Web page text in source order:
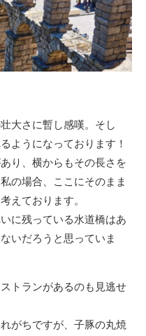
大さに暫し感嘆。そし
ようになっております！
り、横からもその長さを
の場合、ここにそのまま
えております。
に残っている水道橋はあ
いだろうと思っていま
トランがあるのも見逃せ
がちですが、子豚の丸焼